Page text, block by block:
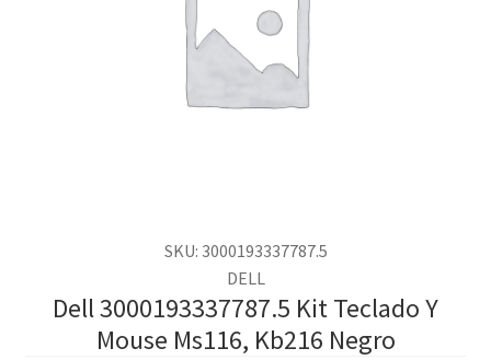
SKU: 3000193337787.5
DELL
Dell 3000193337787.5 Kit Teclado Y
Mouse Ms116, Kb216 Negro